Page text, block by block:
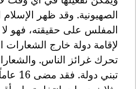
الصهيونية. وقد ظهر
المفلس على حقيقته، فهو لا
لإقامة دولة خارج الشعارات
تحرك غرائز الناس.
تبني